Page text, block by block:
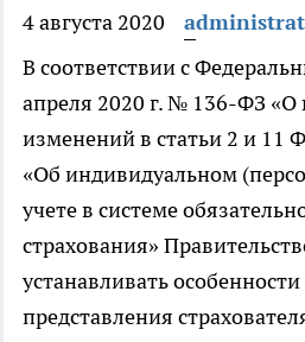
4 августа 2020
В соответствии с
апреля 2020 г. № 136-ФЗ «О
изменений в статьи 2 и 11
«Об индивидуальном
учете в системе
страхования»
устанавливать
представления